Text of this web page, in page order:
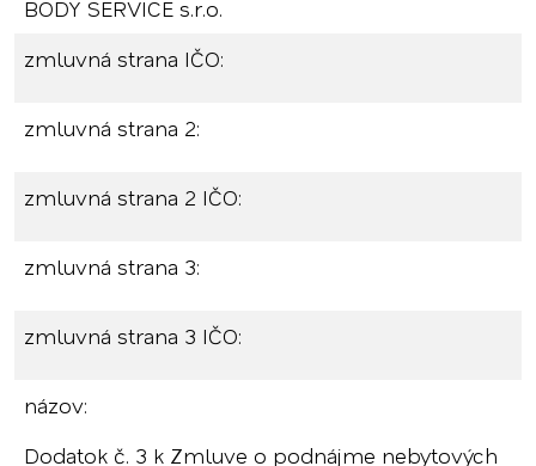
BODY SERVICE s.r.o.
zmluvná strana IČO:
zmluvná strana 2:
zmluvná strana 2 IČO:
zmluvná strana 3:
zmluvná strana 3 IČO:
názov:
Dodatok č. 3 k Zmluve o podnájme nebytových